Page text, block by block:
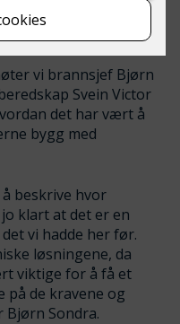
Toten
vi brannsjef Bjørn
Svein Victor
det har vært å
bygg med
beskrive hvor
klart at det er en
vi hadde her før.
løsningene, da
viktige for å få et
på de kravene og
Bjørn Sondra.